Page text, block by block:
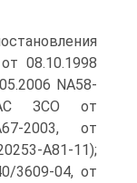
08.10.1998
NА58-
ЗСО от
2003, от
А81-11);
3609-04, от